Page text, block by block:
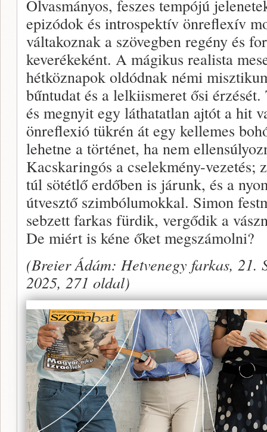
Olvasmányos, feszes tempójú
epizódok és introspektív önreflexív
váltakoznak a szövegben regény és
keverékeként. A mágikus realista
hétköznapok oldódnak némi
bűntudat és a lelkiismeret ősi
és megnyit egy láthatatlan ajtót a hit
önreflexió tükrén át egy kellemes
lehetne a történet, ha nem
Kacskaringós a cselekmény-vezetés;
túl sötétlő erdőben is járunk, és a
útvesztő szimbólumokkal. Simon
sebzett farkas fürdik, vergődik a
De miért is kéne őket megszámolni?
(Breier Ádám: Hetvenegy farkas, 21.
2025, 271 oldal)